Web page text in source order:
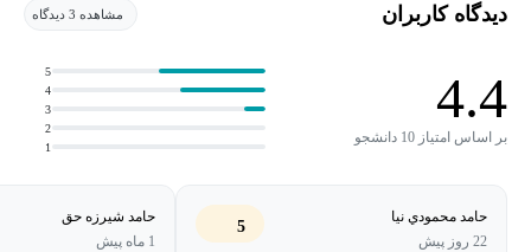
دیدگاه کاربران مشاهده 3 دیدگاه
4.4
بر اساس امتیاز 10 دانشجو
1
2
3
4
5
حامد محمودي نيا
22 روز پیش
5
حامد شیرزه حق
1 ماه پیش